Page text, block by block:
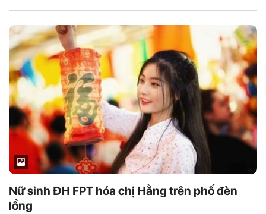
Nữ sinh ĐH FPT hóa chị Hằng trên phố đèn
lồng